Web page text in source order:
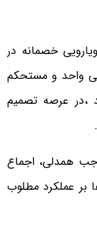
خصمانه در
واحد و مستحکم
،در عرصه تصمیم
همدلی، اجماع
بر عملکرد مطلوب